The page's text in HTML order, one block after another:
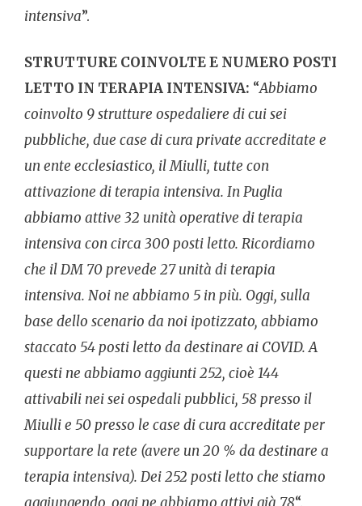
intensiva”.
STRUTTURE COINVOLTE E NUMERO POSTI
LETTO IN TERAPIA INTENSIVA: “Abbiamo
coinvolto 9 strutture ospedaliere di cui sei
pubbliche, due case di cura private accreditate e
un ente ecclesiastico, il Miulli, tutte con
attivazione di terapia intensiva. In Puglia
abbiamo attive 32 unità operative di terapia
intensiva con circa 300 posti letto. Ricordiamo
che il DM 70 prevede 27 unità di terapia
intensiva. Noi ne abbiamo 5 in più. Oggi, sulla
base dello scenario da noi ipotizzato, abbiamo
staccato 54 posti letto da destinare ai COVID. A
questi ne abbiamo aggiunti 252, cioè 144
attivabili nei sei ospedali pubblici, 58 presso il
Miulli e 50 presso le case di cura accreditate per
supportare la rete (avere un 20 % da destinare a
terapia intensiva). Dei 252 posti letto che stiamo